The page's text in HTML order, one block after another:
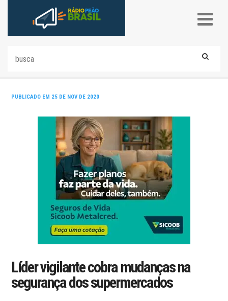
PUBLICADO EM 25 DE NOV DE 2020
Líder vigilante cobra mudanças​ na
segurança dos supermercados